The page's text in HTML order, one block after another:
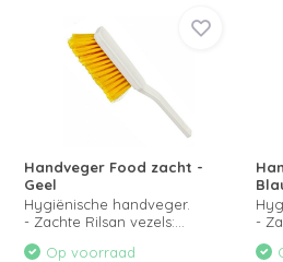
Handveger Food zacht -
Geel
Hygiënische handveger.
- Zachte Rilsan vezels:...
Op voorraad
-